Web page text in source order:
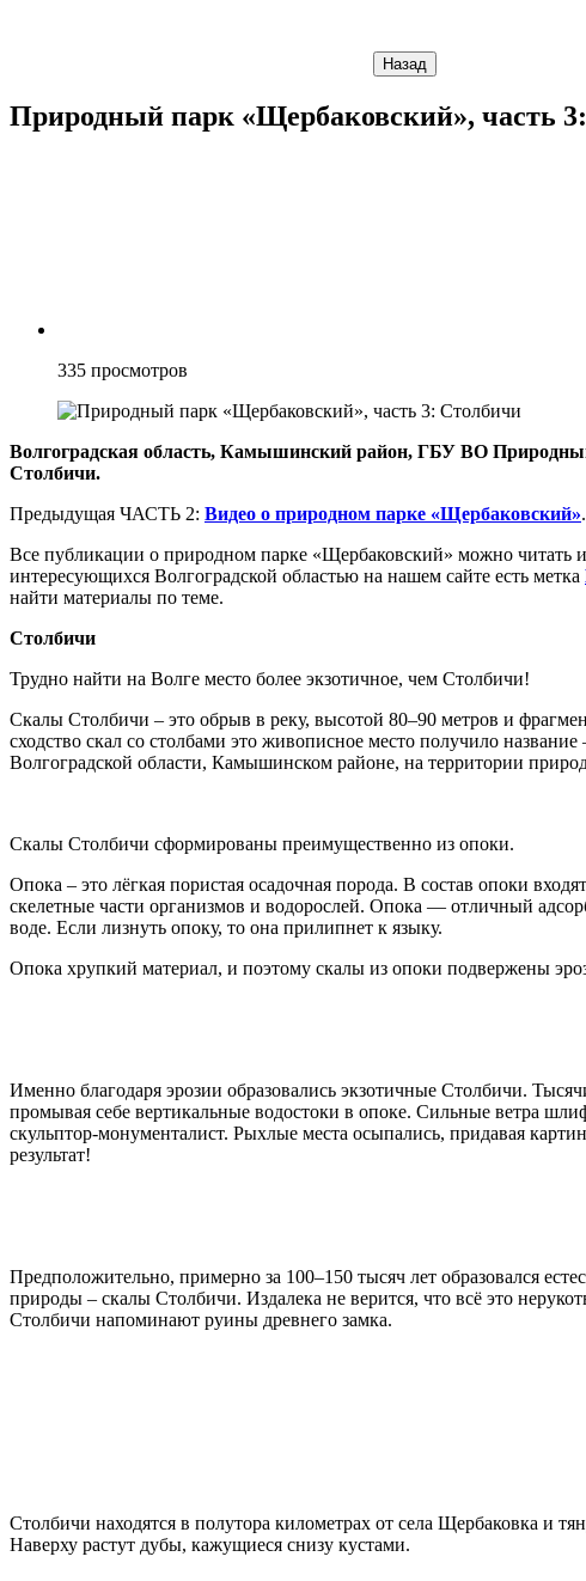
Назад
Природный парк «Щербаковский», часть
335 просмотров
Волгоградская область, Камышинский район, ГБУ ВО
Столбичи.
Предыдущая ЧАСТЬ 2: Видео о природном парке «Щербаковский».
Все публикации о природном парке «Щербаковский» можно читать
интересующихся Волгоградской областью на нашем сайте есть метка
найти материалы по теме.
Столбичи
Трудно найти на Волге место более экзотичное, чем Столбичи!
Скалы Столбичи – это обрыв в реку, высотой 80–90 метров и
сходство скал со столбами это живописное место получило
Волгоградской области, Камышинском районе, на территории
Скалы Столбичи сформированы преимущественно из опоки.
Опока – это лёгкая пористая осадочная порода. В состав опоки
скелетные части организмов и водорослей. Опока — отличный
воде. Если лизнуть опоку, то она прилипнет к языку.
Опока хрупкий материал, и поэтому скалы из опоки подвержены
Именно благодаря эрозии образовались экзотичные Столбичи.
промывая себе вертикальные водостоки в опоке. Сильные ветра
скульптор-монументалист. Рыхлые места осыпались, придавая
результат!
Предположительно, примерно за 100–150 тысяч лет образовался
природы – скалы Столбичи. Издалека не верится, что всё это
Столбичи напоминают руины древнего замка.
Столбичи находятся в полутора километрах от села Щербаковка и
Наверху растут дубы, кажущиеся снизу кустами.